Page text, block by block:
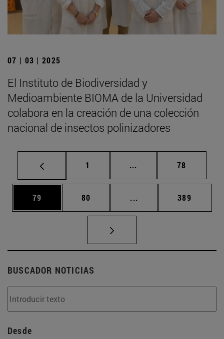
07 | 03 | 2025
El Instituto de Biodiversidad y
Medioambiente BIOMA de la Universidad
colabora en la creación de una colección
nacional de insectos polinizadores
Página
1 ... Páginas intermedias
Página
78
Página
79 Página
80 ... Páginas intermedias
Página
389
BUSCADOR NOTICIAS
Desde